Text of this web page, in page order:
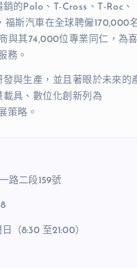
的Polo、T-Cross、T-Roc、
斯汽車在全球聘僱170,000
與其74,000位專業同仁，為
務。
與生產，並且著眼於未來的
具、數位化創新列為
策略。
路二段159號
（8:30 至21:00）